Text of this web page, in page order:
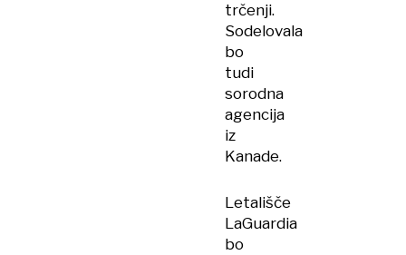
trčenji.
Sodelovala
bo
tudi
sorodna
agencija
iz
Kanade.
Letališče
LaGuardia
bo